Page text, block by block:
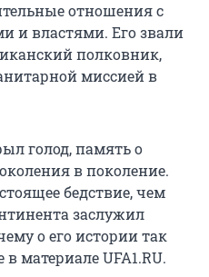
отношения с
и властями. Его звали
полковник,
миссией в
голод, память о
в поколение.
бедствие, чем
заслужил
о его истории так
материале UFA1.RU.